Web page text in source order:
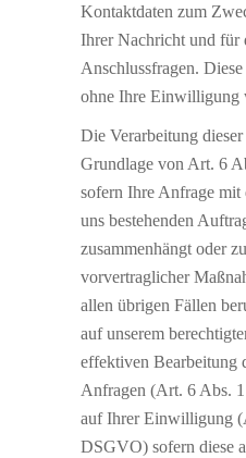
Kontaktdaten zum
Ihrer Nachricht und für
Anschlussfragen.
ohne Ihre Einwilligung
Die Verarbeitung
Grundlage von Art. 6
sofern Ihre Anfrage
uns bestehenden
zusammenhängt oder
vorvertraglicher
allen übrigen Fällen
auf unserem
effektiven Bearbeitung
Anfragen (Art. 6 Abs.
auf Ihrer Einwilligung
DSGVO) sofern diese